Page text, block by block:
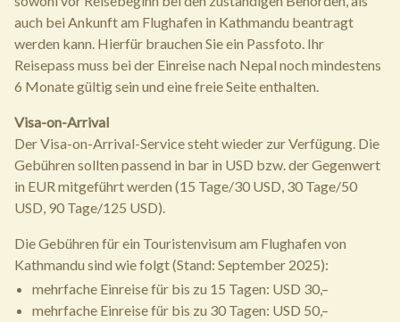
auch bei Ankunft am Flughafen in Kathmandu beantragt
werden kann. Hierfür brauchen Sie ein Passfoto. Ihr
Reisepass muss bei der Einreise nach Nepal noch mindestens
6 Monate gültig sein und eine freie Seite enthalten.
Visa-on-Arrival
Der Visa-on-Arrival-Service steht wieder zur Verfügung. Die
Gebühren sollten passend in bar in USD bzw. der Gegenwert
in EUR mitgeführt werden (15 Tage/30 USD, 30 Tage/50
USD, 90 Tage/125 USD).
Die Gebühren für ein Touristenvisum am Flughafen von
Kathmandu sind wie folgt (Stand: September 2025):
mehrfache Einreise für bis zu 15 Tagen: USD 30,–
mehrfache Einreise für bis zu 30 Tagen: USD 50,–